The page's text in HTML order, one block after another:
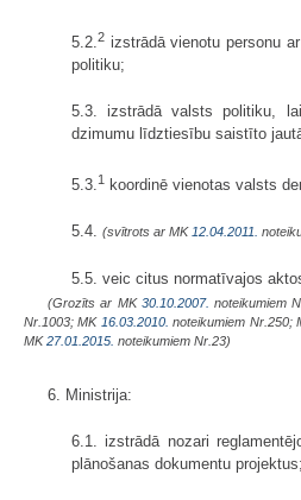
5.2. 2 izstrādā vienotu personu
politiku;
5.3. izstrādā valsts politiku,
dzimumu līdztiesību saistīto
5.3.1 koordinē vienotas valsts
5.4. (svītrots ar MK 12.04.2011.
5.5. veic citus normatīvajos
(Grozīts ar MK 30.10.2007. noteikumiem
Nr.1003; MK 16.03.2010. noteikumiem Nr.250;
MK27.01.2015. noteikumiem Nr.23)
6. Ministrija:
6.1. izstrādā nozari
plānošanas dokumentu projektus;